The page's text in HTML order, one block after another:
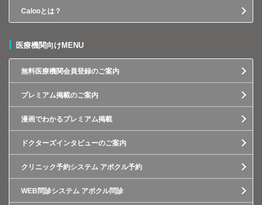
Calooとは？
医療機関向けMENU
無料医療機関会員登録のご案内
プレミアム掲載のご案内
漫画でわかるプレミアム掲載
ドクターズインタビューのご案内
クリニック予約システム アポクル予約
WEB問診システム アポクル問診